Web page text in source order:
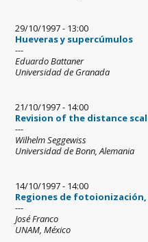
29/10/1997 - 13:00
Hueveras y supercúmulos
---
Eduardo Battaner
Universidad de Granada
21/10/1997 - 14:00
Revision of the distance
---
Wilhelm Seggewiss
Universidad de Bonn, Alemania
14/10/1997 - 14:00
Regiones de
---
José Franco
UNAM, México